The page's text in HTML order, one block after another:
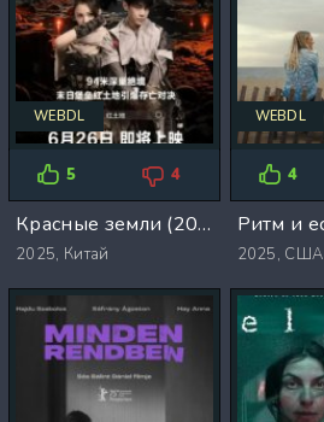
WEBDL
5 4
Красные земли (2025)
2025, Китай
WEBDL
4
2025, США